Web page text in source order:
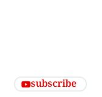
subscribe